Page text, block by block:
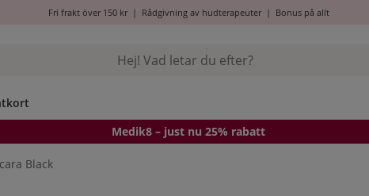
Fri frakt över 150 kr| Rådgivning av hudterapeuter| Bonus på allt
Medik8 – just nu 25% rabatt
Black